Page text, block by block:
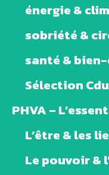
énergie &
sobriété &
santé &
Sélection
PHVA –
L’être & les
Le pouvoir &